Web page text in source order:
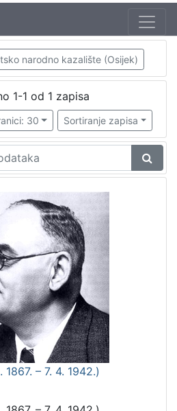
narodno kazalište (Osijek)
1-1 od 1 zapisa
30 Sortiranje zapisa
– 7. 4. 1942.)